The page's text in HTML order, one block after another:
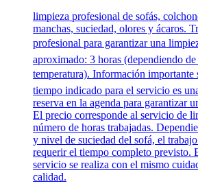
limpieza profesional de sofás,
manchas, suciedad, olores y ácaros.
profesional para garantizar una
aproximado: 3 horas (dependiendo
temperatura). Información
tiempo indicado para el servicio es
reserva en la agenda para garantizar
El precio corresponde al servicio de
número de horas trabajadas.
y nivel de suciedad del sofá, el
requerir el tiempo completo previsto.
servicio se realiza con el mismo
calidad.